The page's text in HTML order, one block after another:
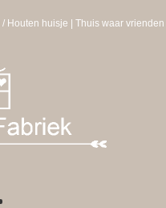
/ Houten huisje | Thuis waar vrienden